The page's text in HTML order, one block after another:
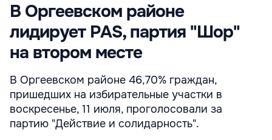
В Оргеевском районе
лидирует PAS, партия "Шор"
на втором месте
В Оргеевском районе 46,70% граждан,
пришедших на избирательные участки в
воскресенье, 11 июля, проголосовали за
партию "Действие и солидарность".